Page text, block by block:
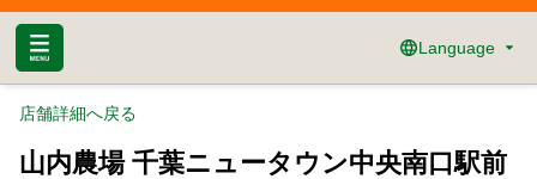
Language
店舗詳細へ戻る
山内農場 千葉ニュータウン中央南口駅前